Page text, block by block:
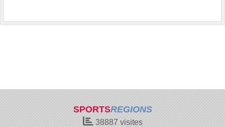
SPORTSREGIONS
38887 visites